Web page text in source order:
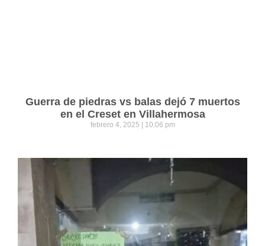
Guerra de piedras vs balas dejó 7 muertos
en el Creset en Villahermosa
febrero 4, 2025 10:06 pm